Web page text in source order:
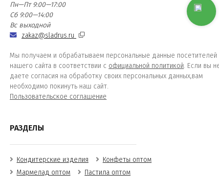
Пн—Пт 9:00—17:00
Сб 9:00—14:00
Вс выходной
zakaz@sladrus.ru
Мы получаем и обрабатываем персональные данные посетителей
нашего сайта в соответствии с официальной политикой. Если вы
даете согласия на обработку своих персональных данных,вам
необходимо покинуть наш сайт.
Пользовательское соглашение
РАЗДЕЛЫ
Кондитерские изделия
Конфеты оптом
Мармелад оптом
Пастила оптом